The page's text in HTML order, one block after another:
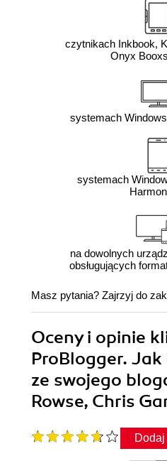
czytnikach Inkbook,
Onyx
systemach
systemach
na dowolnych
obsługujących
Masz pytania? Zajrzyj do
Oceny i opinie
ProBlogger.
ze swojego
Rowse, Chris